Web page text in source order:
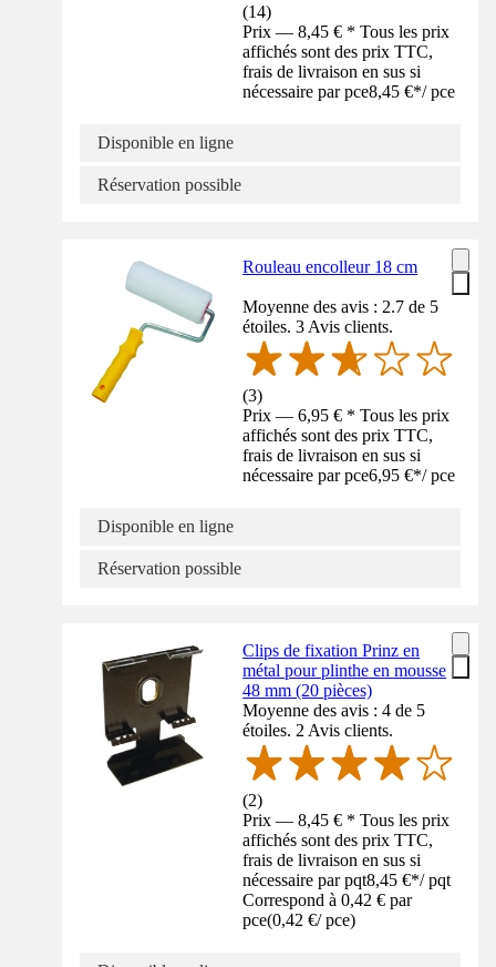
(14)
Prix — 8,45 € * Tous les prix
affichés sont des prix TTC,
frais de livraison en sus si
nécessaire par pce8,45 €*/ pce
Disponible en ligne
Réservation possible
Rouleau encolleur 18 cm
Moyenne des avis : 2.7 de 5
étoiles. 3 Avis clients.
(3)
Prix — 6,95 € * Tous les prix
affichés sont des prix TTC,
frais de livraison en sus si
nécessaire par pce6,95 €*/ pce
Disponible en ligne
Réservation possible
Clips de fixation Prinz en
métal pour plinthe en mousse
48 mm (20 pièces)
Moyenne des avis : 4 de 5
étoiles. 2 Avis clients.
(2)
Prix — 8,45 € * Tous les prix
affichés sont des prix TTC,
frais de livraison en sus si
nécessaire par pqt8,45 €*/ pqt
Correspond à 0,42 € par
pce(0,42 €/ pce)